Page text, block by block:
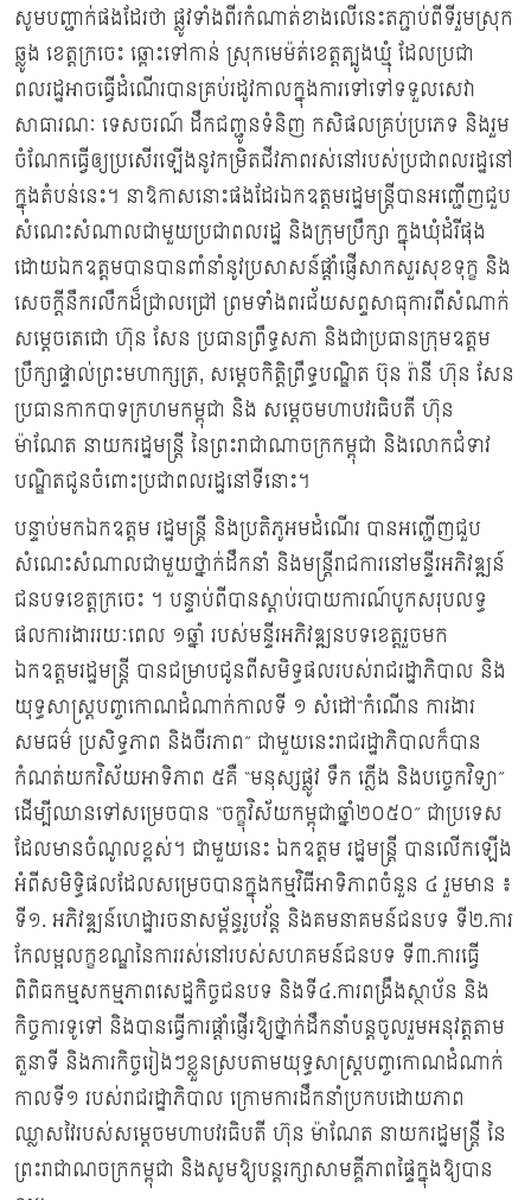
សូមបញ្ជាក់ផងដែរថា ផ្លូវទាំងពីរកំណាត់ខាងលើនេះតភ្ជាប់ពីទីរួមស្រុក
ឆ្លូង ខេត្តក្រចេះ ឆ្ពោះទៅកាន់ ស្រុកមេម៉ត់ខេត្តត្បូងឃ្មុំ ដែលប្រជា
ពលរដ្ឋអាចធ្វើដំណើរបានគ្រប់រដូវកាលក្នុងការទៅទៅទទួលសេវា
សាធារណៈ ទេសចរណ៍ ដឹកជញ្ជូនទំនិញ កសិផលគ្រប់ប្រភេទ និងរួម
ចំណែកធ្វើឲ្យប្រសើរឡើងនូវកម្រិតជីវភាពរស់នៅរបស់ប្រជាពលរដ្ឋនៅ
ក្នុងតំបន់នេះ។ នាឱកាសនោះផងដែរឯកឧត្តមរដ្ឋមន្ត្រីបានអញ្ជើញជួប
សំណេះសំណាលជាមួយប្រជាពលរដ្ឋ និងក្រុមប្រឹក្សា ក្នុងឃុំដំរីផុង
ដោយឯកឧត្ដមបានបានពាំនាំនូវប្រសាសន៍ផ្តាំផ្ញើសាកសួរសុខទុក្ខ និង
សេចក្តីនឹករលឹកដ៏ជ្រាលជ្រៅ ព្រមទាំងពរជ័យសព្ទសាធុការពីសំណាក់
សម្ដេចតេជោ ហ៊ុន សែន ប្រធានព្រឹទ្ធសភា និងជាប្រធានក្រុមឧត្តម
ប្រឹក្សាផ្ទាល់ព្រះមហាក្សត្រ, សម្ដេចកិត្តិព្រឹទ្ធបណ្ឌិត ប៊ុន រ៉ានី ហ៊ុន សែន
ប្រធានកាកបាទក្រហមកម្ពុជា និង សម្ដេចមហាបវរធិបតី ហ៊ុន
ម៉ាណែត នាយករដ្ឋមន្ត្រី នៃព្រះរាជាណាចក្រកម្ពុជា និងលោកជំទាវ
បណ្ឌិតជូនចំពោះប្រជាពលរដ្ឋនៅទីនោះ។
បន្ទាប់មកឯកឧត្ដម រដ្ឋមន្រ្ដី និងប្រតិភូអមដំណើរ បានអញ្ជើញជួប
សំណេះសំណាលជាមួយថ្នាក់ដឹកនាំ និងមន្រ្ដីរាជការនៅមន្ទីរអភិវឌ្ឍន៍
ជនបទខេត្តក្រចេះ ។ បន្ទាប់ពីបានស្ដាប់របាយការណ៍បូកសរុបលទ្ធ
ផលការងាររយៈពេល ១ឆ្នាំ របស់មន្ទីរអភិវឌ្ឍនបទខេត្តរួចមក
ឯកឧត្ដមរដ្ឋមន្រ្ដី បានជម្រាបជូនពីសមិទ្ធផលរបស់រាជរដ្ឋាភិបាល និង
យុទ្ធសាស្រ្ដបញ្ចកោណដំណាក់កាលទី ១ សំដៅ“កំណើន ការងារ
សមធម៌ ប្រសិទ្ធភាព និងចីរភាព” ជាមួយនេះរាជរដ្ឋាភិបាលក៏បាន
កំណត់យកវិស័យអាទិភាព ៥គឺ “មនុស្សផ្លូវ ទឹក ភ្លើង និងបច្ចេកវិទ្យា”
ដើម្បីឈានទៅសម្រេចបាន “ចក្ខុវិស័យកម្ពុជាឆ្នាំ២០៥០” ជាប្រទេស
ដែលមានចំណូលខ្ពស់។ ជាមួយនេះ ឯកឧត្ដម រដ្ឋមន្រ្ដី បានលើកឡើង
អំពីសមិទ្ធិផលដែលសម្រេចបានក្នុងកម្មវិធីអាទិភាពចំនួន ៤ រួមមាន ៖
ទី១. អភិវឌ្ឍន៍ហេដ្ឋារចនាសម្ព័ន្ធរូបវ័ន្ត និងគមនាគមន៍ជនបទ ទី២.ការ
កែលម្អលក្ខខណ្ឌនៃការរស់នៅរបស់សហគមន៍ជនបទ ទី៣.ការធ្វើ
ពិពិធកម្មសកម្មភាពសេដ្ឋកិច្ចជនបទ និងទី៤.ការពង្រឹងស្ថាប័ន និង
កិច្ចការទូទៅ និងបានធ្វើការផ្តាំផ្ញើរឱ្យថ្នាក់ដឹកនាំបន្តចូលរួមអនុវត្តតាម
តួនាទី និងភារកិច្ចរៀងៗខ្លួនស្របតាមយុទ្ធសាស្រ្ដបញ្ចកោណដំណាក់
កាលទី១ របស់រាជរដ្ឋាភិបាល ក្រោមការដឹកនាំប្រកបដោយភាព
ឈ្លាសវៃរបស់សម្ដេចមហាបវរធិបតី ហ៊ុន ម៉ាណែត នាយករដ្ឋមន្រ្ដី នៃ
ព្រះរាជាណចក្រកម្ពុជា និងសូមឱ្យបន្តរក្សាសាមគ្គីភាពផ្ទៃក្នុងឱ្យបាន